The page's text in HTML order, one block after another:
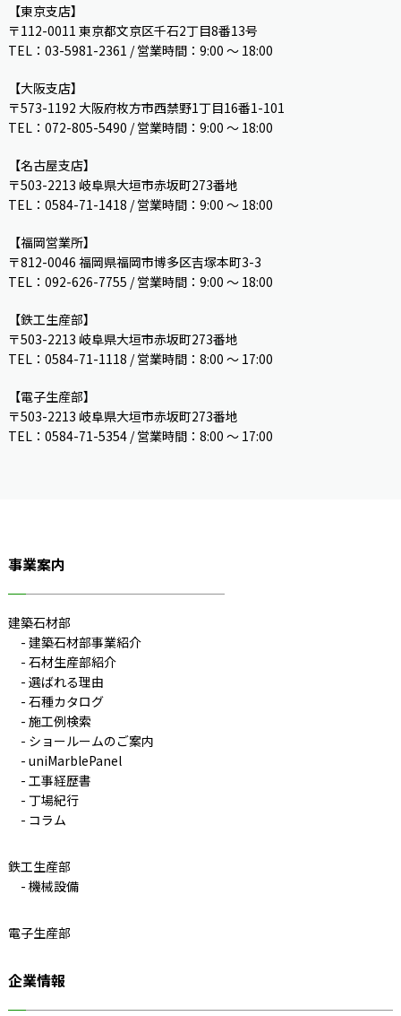
【東京支店】
〒112-0011 東京都文京区千石2丁目8番13号
TEL：03-5981-2361 / 営業時間：9:00 〜 18:00
【大阪支店】
〒573-1192 大阪府枚方市西禁野1丁目16番1-101
TEL：072-805-5490 / 営業時間：9:00 ～ 18:00
【名古屋支店】
〒503-2213 岐阜県大垣市赤坂町273番地
TEL：0584-71-1418 / 営業時間：9:00 ～ 18:00
【福岡営業所】
〒812-0046 福岡県福岡市博多区吉塚本町3-3
TEL：092-626-7755 / 営業時間：9:00 〜 18:00
【鉄工生産部】
〒503-2213 岐阜県大垣市赤坂町273番地
TEL：0584-71-1118 / 営業時間：8:00 ～ 17:00
【電子生産部】
〒503-2213 岐阜県大垣市赤坂町273番地
TEL：0584-71-5354 / 営業時間：8:00 〜 17:00
事業案内
建築石材部
建築石材部事業紹介
石材生産部紹介
選ばれる理由
石種カタログ
施工例検索
ショールームのご案内
uniMarblePanel
工事経歴書
丁場紀行
コラム
鉄工生産部
機械設備
電子生産部
企業情報